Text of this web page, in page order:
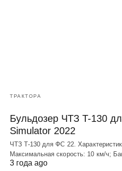
ТРАКТОРА
Бульдозер ЧТЗ T-130
Simulator 2022
ЧТЗ T-130 для ФС 22.
Макcимальная cкороcть: 10 км/ч;
3 года ago